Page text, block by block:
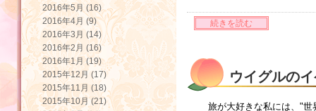
続きを読む
ウイグルの
旅が大好きな私には、"
2016年5月 (16)
2016年4月 (9)
2016年3月 (14)
2016年2月 (16)
2016年1月 (19)
2015年12月 (17)
2015年11月 (18)
2015年10月 (21)